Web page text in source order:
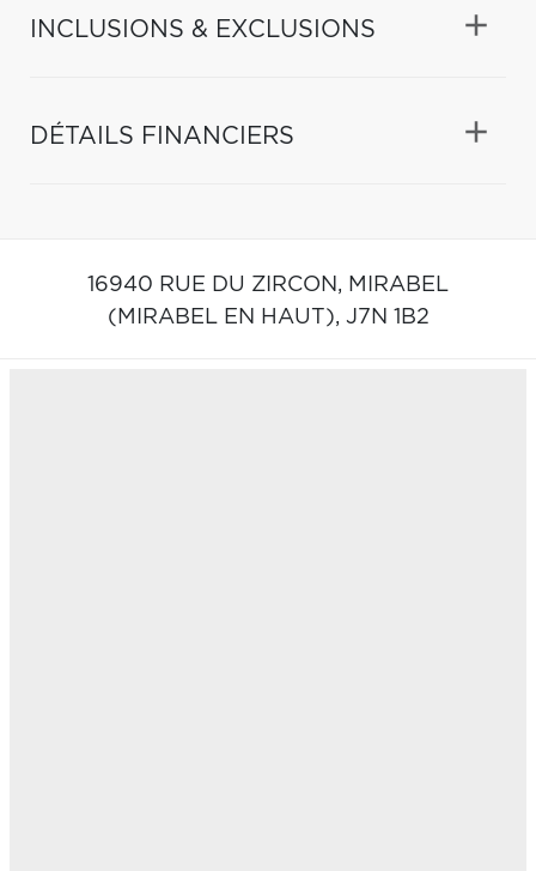
INCLUSIONS & EXCLUSIONS
DÉTAILS FINANCIERS
16940 RUE DU ZIRCON, MIRABEL
(MIRABEL EN HAUT), J7N 1B2